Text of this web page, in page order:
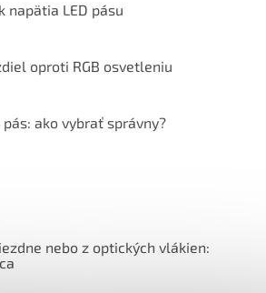
napätia LED pásu
oproti RGB osvetleniu
pás: ako vybrať správny?
nebo z optických vlákien: